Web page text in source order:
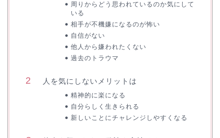
周りからどう思われているのか気にして
いる
相手が不機嫌になるのが怖い
自信がない
他人から嫌われたくない
過去のトラウマ
人を気にしないメリットは
精神的に楽になる
自分らしく生きられる
新しいことにチャレンジしやすくなる